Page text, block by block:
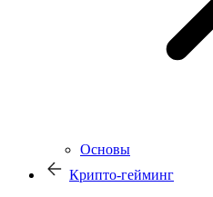
Основы
Крипто-гейминг